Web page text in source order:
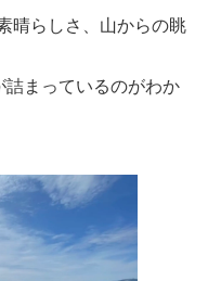
晴らしさ、山からの眺
まっているのがわか